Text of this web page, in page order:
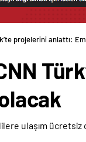
projelerini anlattı: